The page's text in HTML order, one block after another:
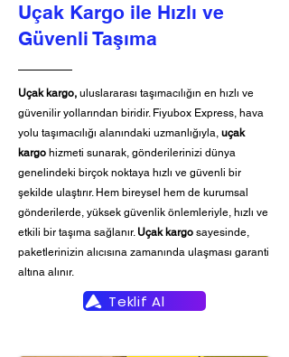
Uçak Kargo ile Hızlı ve
Güvenli Taşıma
Uçak kargo, uluslararası taşımacılığın en hızlı ve
güvenilir yollarından biridir. Fiyubox Express, hava
yolu taşımacılığı alanındaki uzmanlığıyla, uçak
kargo hizmeti sunarak, gönderilerinizi dünya
genelindeki birçok noktaya hızlı ve güvenli bir
şekilde ulaştırır. Hem bireysel hem de kurumsal
gönderilerde, yüksek güvenlik önlemleriyle, hızlı ve
etkili bir taşıma sağlanır. Uçak kargo sayesinde,
paketlerinizin alıcısına zamanında ulaşması garanti
altına alınır.
Teklif Al